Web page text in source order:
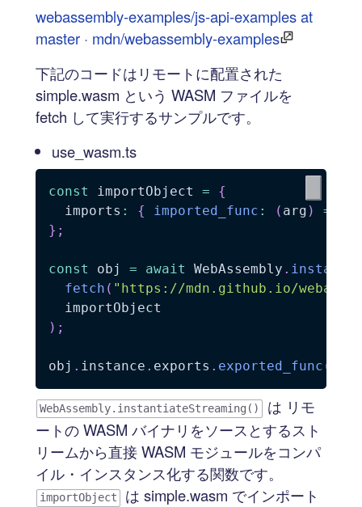
webassembly-examples/js-api-examples at
master · mdn/webassembly-examples
下記のコードはリモートに配置された
simple.wasm という WASM ファイルを
fetch して実行するサンプルです。
use_wasm.ts
const importObject =
{
  imports
: { imported_func : ( arg ) =>
} ;
const obj = await WebAssembly .
fetch ( "https://mdn.github.io/
) ;
obj . instance . exports . exported_func (
WebAssembly.instantiateStreaming()
は リモ
ートの WASM バイナリをソースとするスト
リームから直接 WASM モジュールをコンパ
イル・インスタンス化する関数です。
importObject
は simple.wasm でインポート